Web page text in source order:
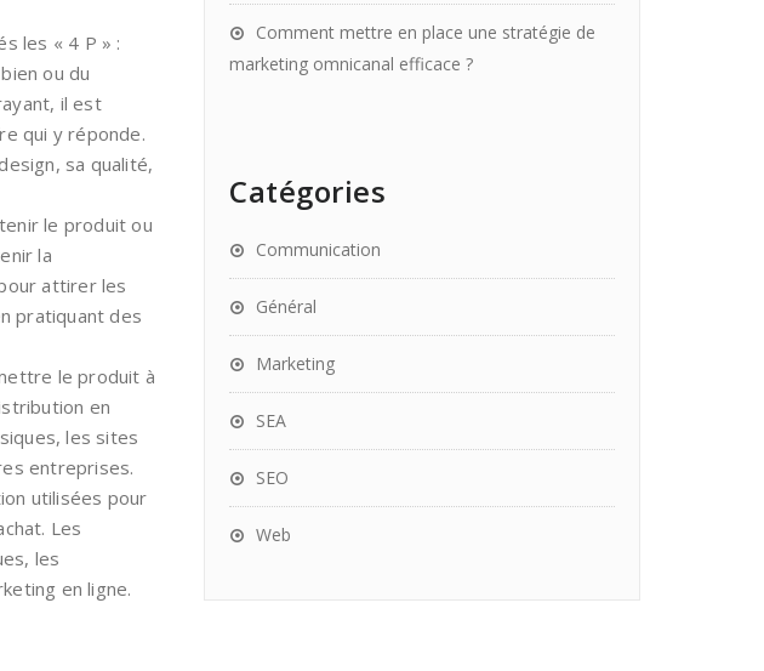
les « 4 P » :
ou du
il est
qui y réponde.
sa qualité,
le produit ou
la
attirer les
pratiquant des
le produit à
en
les sites
entreprises.
utilisées pour
Les
les
en ligne.
Comment mettre en place une stratégie de
marketing omnicanal efficace ?
Catégories
Communication
Général
Marketing
SEA
SEO
Web